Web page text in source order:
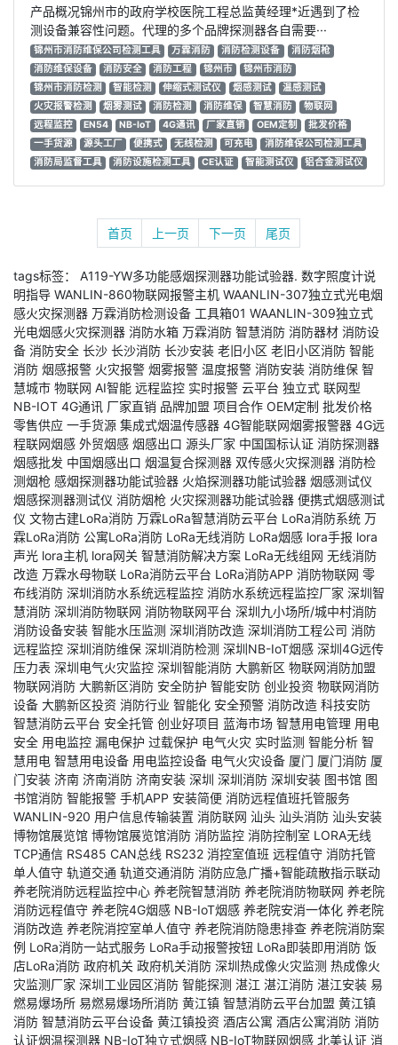
产品概况锦州市的政府学校医院工程总监黄经理*近遇到了检
测设备兼容性问题。代理的多个品牌探测器各自需要···
锦州市消防维保公司检测工具 万霖消防 消防检测设备
消防烟枪
消防维保设备
消防安全 消防工程 锦州市
锦州市消防
锦州市消防检测
智能检测 伸缩式测试仪 烟感测试
温感测试
火灾报警检测
烟雾测试 消防检测 消防维保 智慧消防
物联网
远程监控
EN54 NB-IoT 4G通讯 厂家直销 OEM定制
批发价格
一手货源
源头工厂 便携式 无线检测 可充电
消防维保公司检测工具
消防局监督工具
消防设施检测工具 CE认证 智能测试仪 铝合金测试仪
首页 上一页 下一页 尾页
tags标签： A119-YW多功能感烟探测器功能试验器. 数字照度计说
明指导 WANLIN-860物联网报警主机 WAANLIN-307独立式光电烟
感火灾探测器 万霖消防检测设备 工具箱01 WAANLIN-309独立式
光电烟感火灾探测器 消防水箱 万霖消防 智慧消防 消防器材 消防设
备 消防安全 长沙 长沙消防 长沙安装 老旧小区 老旧小区消防 智能
消防 烟感报警 火灾报警 烟雾报警 温度报警 消防安装 消防维保 智
慧城市 物联网 AI智能 远程监控 实时报警 云平台 独立式 联网型
NB-IOT 4G通讯 厂家直销 品牌加盟 项目合作 OEM定制 批发价格
零售供应 一手货源 集成式烟温传感器 4G智能联网烟雾报警器 4G远
程联网烟感 外贸烟感 烟感出口 源头厂家 中国国标认证 消防探测器
烟感批发 中国烟感出口 烟温复合探测器 双传感火灾探测器 消防检
测烟枪 感烟探测器功能试验器 火焰探测器功能试验器 烟感测试仪
烟感探测器测试仪 消防烟枪 火灾探测器功能试验器 便携式烟感测试
仪 文物古建LoRa消防 万霖LoRa智慧消防云平台 LoRa消防系统 万
霖LoRa消防 公寓LoRa消防 LoRa无线消防 LoRa烟感 lora手报 lora
声光 lora主机 lora网关 智慧消防解决方案 LoRa无线组网 无线消防
改造 万霖水母物联 LoRa消防云平台 LoRa消防APP 消防物联网 零
布线消防 深圳消防水系统远程监控 消防水系统远程监控厂家 深圳智
慧消防 深圳消防物联网 消防物联网平台 深圳九小场所/城中村消防
消防设备安装 智能水压监测 深圳消防改造 深圳消防工程公司 消防
远程监控 深圳消防维保 深圳消防检测 深圳NB-IoT烟感 深圳4G远传
压力表 深圳电气火灾监控 深圳智能消防 大鹏新区 物联网消防加盟
物联网消防 大鹏新区消防 安全防护 智能安防 创业投资 物联网消防
设备 大鹏新区投资 消防行业 智能化 安全预警 消防改造 科技安防
智慧消防云平台 安全托管 创业好项目 蓝海市场 智慧用电管理 用电
安全 用电监控 漏电保护 过载保护 电气火灾 实时监测 智能分析 智
慧用电 智慧用电设备 用电监控设备 电气火灾设备 厦门 厦门消防 厦
门安装 济南 济南消防 济南安装 深圳 深圳消防 深圳安装 图书馆 图
书馆消防 智能报警 手机APP 安装简便 消防远程值班托管服务
WANLIN-920 用户信息传输装置 消防联网 汕头 汕头消防 汕头安装
博物馆展览馆 博物馆展览馆消防 消防监控 消防控制室 LORA无线
TCP通信 RS485 CAN总线 RS232 消控室值班 远程值守 消防托管
单人值守 轨道交通 轨道交通消防 消防应急广播+智能疏散指示联动
养老院消防远程监控中心 养老院智慧消防 养老院消防物联网 养老院
消防远程值守 养老院4G烟感 NB-IoT烟感 养老院安消一体化 养老院
消防改造 养老院消控室单人值守 养老院消防隐患排查 养老院消防案
例 LoRa消防一站式服务 LoRa手动报警按钮 LoRa即装即用消防 饭
店LoRa消防 政府机关 政府机关消防 深圳热成像火灾监测 热成像火
灾监测厂家 深圳工业园区消防 智能探测 湛江 湛江消防 湛江安装 易
燃易爆场所 易燃易爆场所消防 黄江镇 智慧消防云平台加盟 黄江镇
消防 智慧消防云平台设备 黄江镇投资 酒店公寓 酒店公寓消防 消防
认证烟温探测器 NB-IoT独立式烟感 NB-IoT物联网烟感 北美认证 消